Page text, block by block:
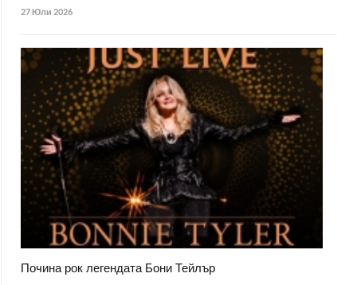
27 Юли 2026
Почина рок легендата Бони Тейлър